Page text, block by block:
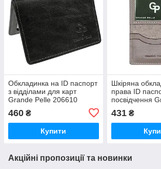
Обкладинка на ID паспорт
з відділами для карт
Grande Pelle 206610
460 ₴
Купити
Шкіряна
права ID
посвідчення
431₴
Акційні пропозиції та новинки